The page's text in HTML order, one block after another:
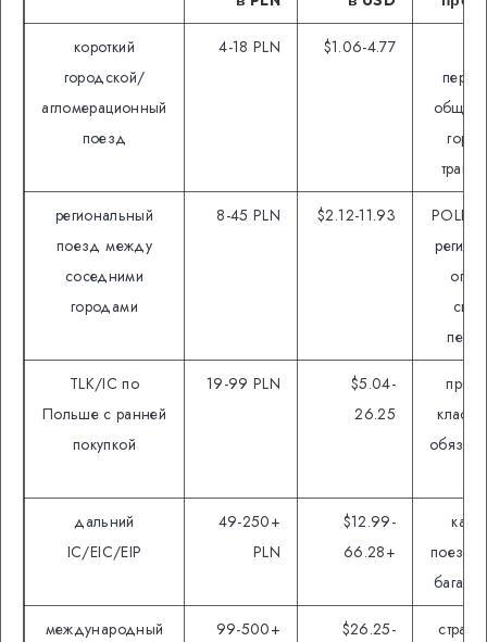
короткий
городской/
агломерационный
поезд
4-18 PLN $1.06-4.77
общий
региональный
поезд между
соседними
городами
8-45 PLN $2.12-11.93
TLK/IC по
Польше с ранней
покупкой
19-99 PLN
$5.04-
26.25
класс
дальний
IC/EIC/EIP
49-250+
PLN
$12.99-
66.28+
багаж,
международный
99-500+
$26.25-